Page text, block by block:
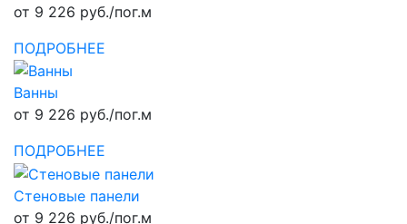
от 9 226 руб./пог.м
ПОДРОБНЕЕ
Ванны
от 9 226 руб./пог.м
ПОДРОБНЕЕ
Стеновые панели
от 9 226 руб./пог.м